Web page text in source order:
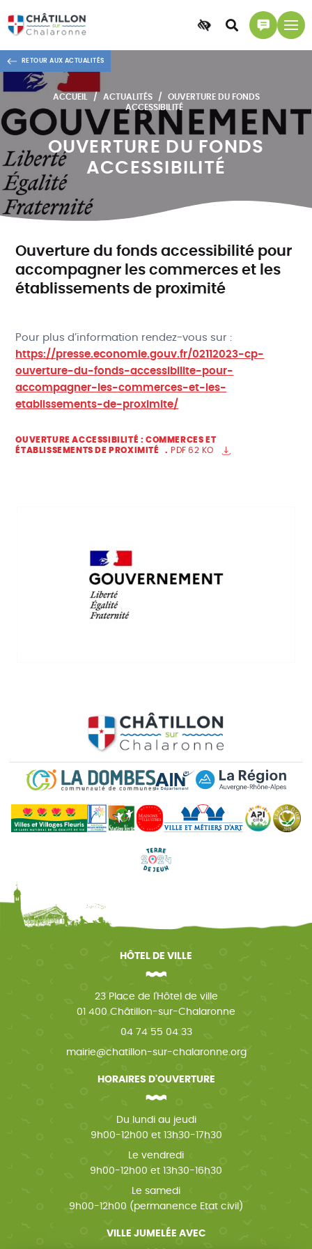
Accessibilité
Accéder
à
Accéder
à
ACCUEIL ACTUALITÉS
OUVERTURE DU FONDS
ACCESSIBILITÉ
OUVERTURE DU FONDS
ACCESSIBILITÉ
RETOUR AUX ACTUALITÉS
Ouverture du fonds accessibilité pour
accompagner les commerces et les
établissements de proximité
Pour plus d’information rendez-vous sur :
https://presse.economie.gouv.fr/02112023-cp-
ouverture-du-fonds-accessibilite-pour-
accompagner-les-commerces-et-les-
etablissements-de-proximite/
OUVERTURE ACCESSIBILITÉ : COMMERCES ET
ÉTABLISSEMENTS DE PROXIMITÉ
PDF 62 KO
HÔTEL DE VILLE
23 Place de l'Hôtel de ville
01 400 Châtillon-sur-Chalaronne
04 74 55 04 33
mairie@chatillon-sur-chalaronne.org
HORAIRES D'OUVERTURE
Du lundi au jeudi
9h00-12h00 et 13h30-17h30
Le vendredi
9h00-12h00 et 13h30-16h30
Le samedi
9h00-12h00 (permanence Etat civil)
VILLE JUMELÉE AVEC